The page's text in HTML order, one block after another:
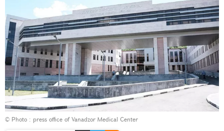
© Photo : press office of Vanadzor Medical Center